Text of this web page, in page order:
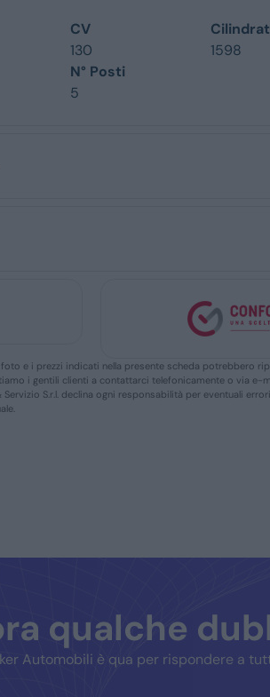
CV
130
1598
N° Posti
5
e i prezzi indicati nella presente scheda potrebbero
i gentili clienti a contattarci telefonicamente o via e-
S.r.l. declina ogni responsabilità per eventuali
qualche
Automobili è qua per rispondere a